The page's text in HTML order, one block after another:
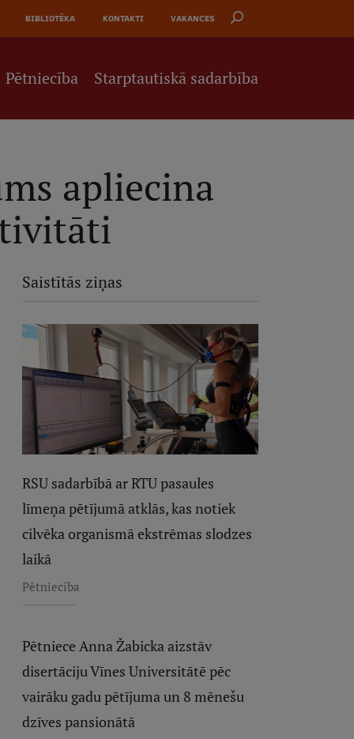
BIBLIOTĒKA KONTAKTI VAKANCES
Pētniecība Starptautiskā sadarbība
apliecina
Saistītās ziņas
RSU sadarbībā ar RTU pasaules
līmeņa pētījumā atklās, kas notiek
cilvēka organismā ekstrēmas slodzes
laikā
Pētniecība
Pētniece Anna Žabicka aizstāv
disertāciju Vīnes Universitātē pēc
vairāku gadu pētījuma un 8 mēnešu
dzīves pansionātā